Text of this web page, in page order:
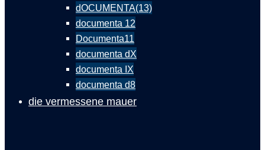
dOCUMENTA(13)
documenta 12
Documenta11
documenta dX
documenta IX
documenta d8
die vermessene mauer